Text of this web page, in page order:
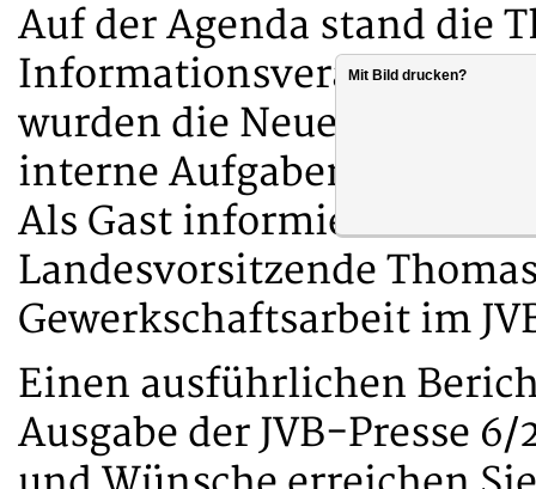
Auf der Agenda stand die
wurden die Neuerungen
interne
Als Gast informierte der
Landesvorsitzende
Gewerkschaftsarbeit im
Einen ausführlichen
Ausgabe der JVB-Presse
Mit Bild drucken?